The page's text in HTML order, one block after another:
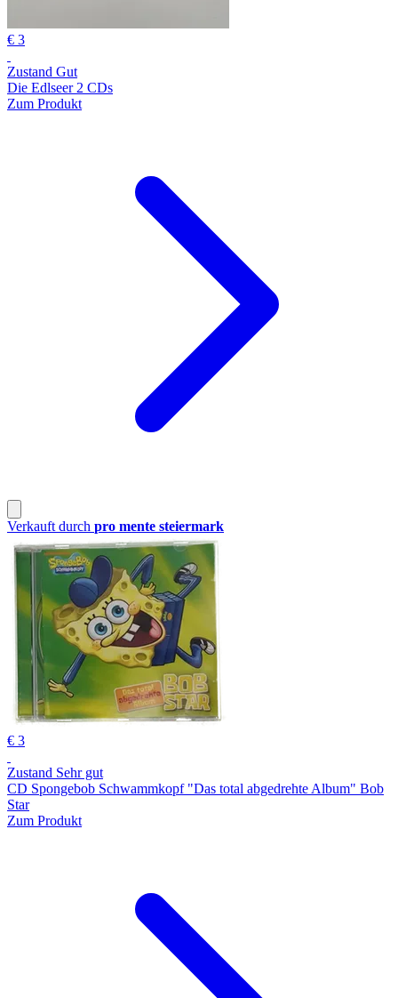
€ 3
Zustand Gut
Die Edlseer 2 CDs
Zum Produkt
Verkauft durch pro mente steiermark
€ 3
Zustand Sehr gut
CD Spongebob Schwammkopf "Das total abgedrehte Album" Bob
Star
Zum Produkt